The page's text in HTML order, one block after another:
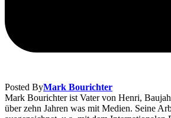
Posted ByMark Bourichter
Mark Bourichter ist Vater von Henri,
über zehn Jahren was mit Medien. Seine